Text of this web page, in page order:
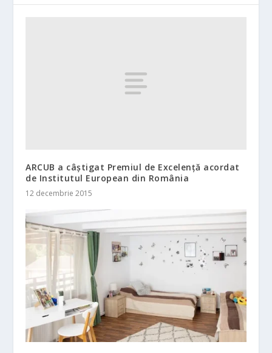
ARCUB a câștigat Premiul de Excelență acordat
de Institutul European din România
12 decembrie 2015